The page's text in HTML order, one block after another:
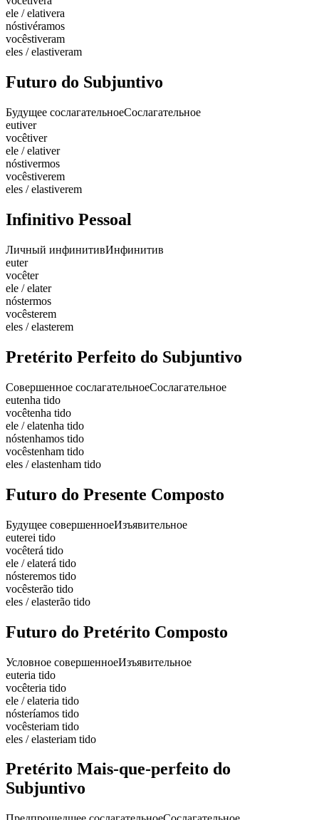
ele / elativera
nóstivéramos
vocêstiveram
eles / elastiveram
Futuro do Subjuntivo
Будущее сослагательноеСослагательное
eutiver
vocêtiver
ele / elativer
nóstivermos
vocêstiverem
eles / elastiverem
Infinitivo Pessoal
Личный инфинитивИнфинитив
euter
vocêter
ele / elater
nóstermos
vocêsterem
eles / elasterem
Pretérito Perfeito do Subjuntivo
Совершенное сослагательноеСослагательное
eutenha tido
vocêtenha tido
ele / elatenha tido
nóstenhamos tido
vocêstenham tido
eles / elastenham tido
Futuro do Presente Composto
Будущее совершенноеИзъявительное
euterei tido
vocêterá tido
ele / elaterá tido
nósteremos tido
vocêsterão tido
eles / elasterão tido
Futuro do Pretérito Composto
Условное совершенноеИзъявительное
euteria tido
vocêteria tido
ele / elateria tido
nósteríamos tido
vocêsteriam tido
eles / elasteriam tido
Pretérito Mais-que-perfeito do
Subjuntivo